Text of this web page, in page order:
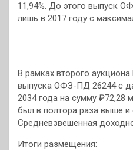
11,94%. До этого выпуск
лишь в 2017 году с
В рамках второго
выпуска ОФЗ-ПД 26244 с
2034 года на сумму ₽72,28
был в полтора раза выше и
Средневзвешенная
Итоги размещения: